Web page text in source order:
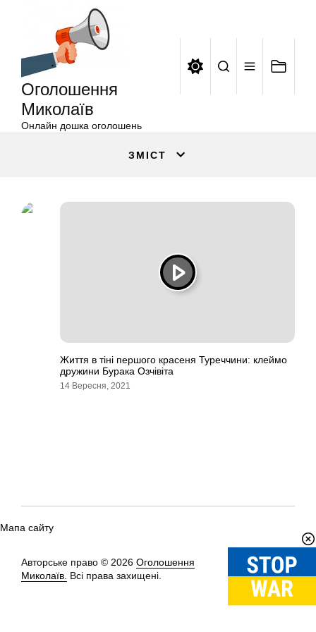
Оголошення
Миколаїв
Онлайн дошка оголошень
ЗМІСТ
Життя в тіні першого красеня Туреччини: клеймо
дружини Бурака Озчівіта
14 Вересня, 2021
Мапа сайту
Авторське право © 2026 Оголошення
Миколаїв. Всі права захищені.
Вгору↑